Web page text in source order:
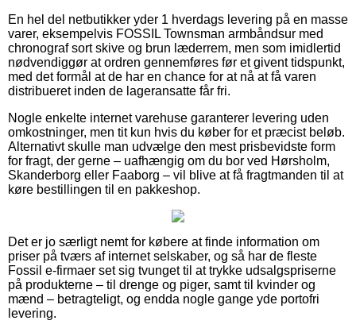
En hel del netbutikker yder 1 hverdags levering på en masse
varer, eksempelvis FOSSIL Townsman armbåndsur med
chronograf sort skive og brun læderrem, men som imidlertid
nødvendiggør at ordren gennemføres før et givent tidspunkt,
med det formål at de har en chance for at nå at få varen
distribueret inden de lageransatte får fri.
Nogle enkelte internet varehuse garanterer levering uden
omkostninger, men tit kun hvis du køber for et præcist beløb.
Alternativt skulle man udvælge den mest prisbevidste form
for fragt, der gerne – uafhængig om du bor ved Hørsholm,
Skanderborg eller Faaborg – vil blive at få fragtmanden til at
køre bestillingen til en pakkeshop.
Det er jo særligt nemt for købere at finde information om
priser på tværs af internet selskaber, og så har de fleste
Fossil e-firmaer set sig tvunget til at trykke udsalgspriserne
på produkterne – til drenge og piger, samt til kvinder og
mænd – betragteligt, og endda nogle gange yde portofri
levering.